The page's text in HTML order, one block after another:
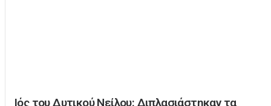
Ιός του Δυτικού Νείλου: Διπλασιάστηκαν τα